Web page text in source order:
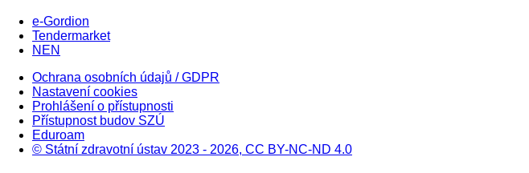
e-Gordion
Tendermarket
NEN
Ochrana osobních údajů / GDPR
Nastavení cookies
Prohlášení o přístupnosti
Přístupnost budov SZÚ
Eduroam
© Státní zdravotní ústav 2023 - 2026, CC BY-NC-ND 4.0